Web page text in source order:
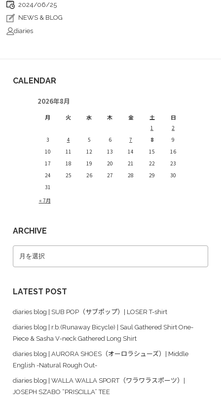
2024/06/25
NEWS & BLOG
diaries
CALENDAR
2026年8月
月 火 水 木 金 土 日
« 7月
1
2
3
4 5 6 7 8
9
10
11 12 13 14 15
16
17
18 19 20 21 22
23
24
25 26 27 28 29
30
31
ARCHIVE
LATEST POST
diaries blog | SUB POP（サブポップ）| LOSER T-shirt
diaries blog | r.b.(Runaway Bicycle) | Saul Gathered Shirt One-
Piece & Sasha V-neck Gathered Long Shirt
diaries blog | AURORA SHOES（オーロラシューズ）| Middle
English -Natural Rough Out-
diaries blog | WALLA WALLA SPORT（ワラワラスポーツ）|
JOSEPH SZABO “PRISCILLA” TEE